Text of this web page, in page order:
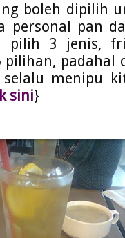
boleh dipilih
personal pan
pilih 3 jenis,
pilihan,
menipu
sini}